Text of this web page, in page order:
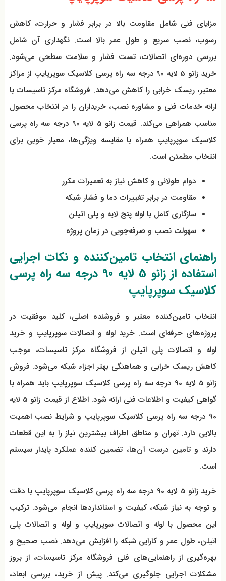
مزایای فنی شامل مقاومت بالا در برابر فشار و حرارت، کاهش
رسوب، نصب سریع و طول عمر بالا است. نگهداری آن شامل
بررسی دوره‌ای اتصالات، تست فشار و سلامت سطحی می‌شود.
خرید زانو 5 لایه 90 درجه سه راه پرسی کلاسیک سوپرپایپ از مراکز
معتبر، ریسک خرابی را کاهش می‌دهد. فروشگاه مرکز تاسیسات با
ارائه خدمات فنی و مشاوره نصب، خریداران را در انتخاب محصول
مناسب همراهی می‌کند. قیمت زانو 5 لایه 90 درجه سه راه پرسی
کلاسیک سوپرپایپ همراه با مقایسه ویژگی‌ها، معیار خوبی برای
انتخاب مطمئن است.
دوام طولانی و کاهش نیاز به تعمیرات مکرر
مقاومت در برابر تغییرات دما و فشار شبکه
سازگاری کامل با لوله پنج لایه و پلی اتیلن
سهولت نصب و صرفه‌جویی در زمان پروژه
راهنمای انتخاب تامین‌کننده و نکات اجرایی
استفاده از
زانو 5 لایه 90 درجه سه راه پرسی
کلاسیک سوپرپایپ
انتخاب تامین‌کننده معتبر و فروشنده اصلی، کلید موفقیت در
پروژه‌های حرفه‌ای است. خرید لوله و اتصالات سوپرپایپ و خرید
لوله و اتصالات پلی اتیلن از فروشگاه مرکز تاسیسات، موجب
کاهش ریسک خرابی و هماهنگی بهتر اجزاء شبکه می‌شود. فروش
زانو 5 لایه 90 درجه سه راه پرسی کلاسیک سوپرپایپ باید همراه با
گواهی کیفیت و اطلاعات فنی ارائه شود. اطلاع از قیمت زانو 5 لایه
90 درجه سه راه پرسی کلاسیک سوپرپایپ و شرایط نصب اهمیت
بالایی دارد. تهران و مناطق اطراف بیشترین نیاز را به این قطعات
دارند و تامین درست آن‌ها، تضمین کننده عملکرد پایدار سیستم
است.
خرید زانو 5 لایه 90 درجه سه راه پرسی کلاسیک سوپرپایپ با دقت
و توجه به نیاز شبکه، کیفیت و استانداردها انجام می‌شود. ترکیب
این محصول با لوله و اتصالات سوپرپایپ و لوله و اتصالات پلی
اتیلن، طول عمر و کارایی شبکه را افزایش می‌دهد. نصب صحیح و
بهره‌گیری از راهنمایی‌های فنی فروشگاه مرکز تاسیسات، از بروز
مشکلات اجرایی جلوگیری می‌کند. پیش از خرید، بررسی ابعاد،